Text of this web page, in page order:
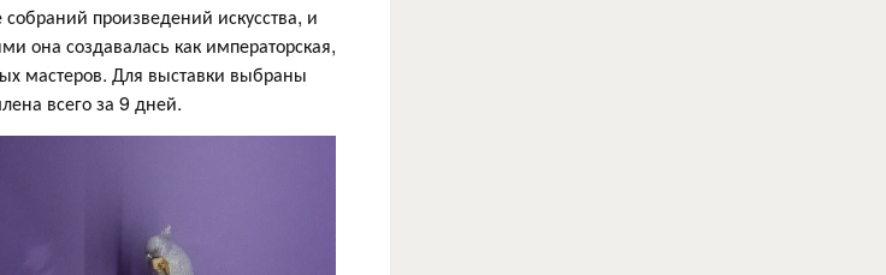
произведений искусства, и
она создавалась как императорская,
мастеров. Для выставки выбраны
всего за 9 дней.